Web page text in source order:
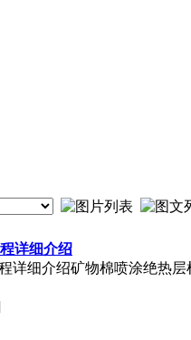
详细介绍
详细介绍矿物棉喷涂绝热